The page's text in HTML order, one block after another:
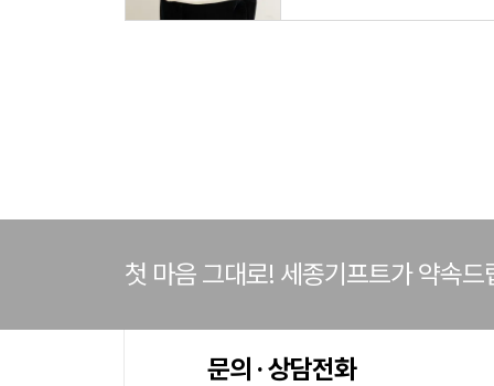
첫 마음 그대로! 세종기프트가 약속드
문의 · 상담전화